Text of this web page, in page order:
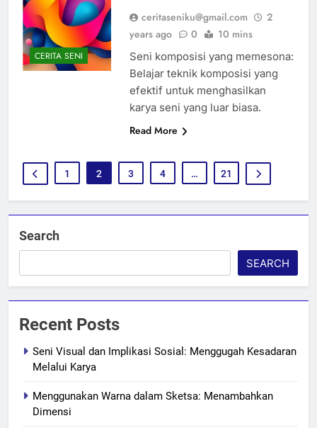
CERITA SENI
ceritaseniku@gmail.com
2
years ago
0 10 mins
Seni komposisi yang memesona:
Belajar teknik komposisi yang
efektif untuk menghasilkan
karya seni yang luar biasa.
Read More
1 2 3 4 … 21
Search
SEARCH
Recent Posts
Seni Visual dan Implikasi Sosial: Menggugah Kesadaran
Melalui Karya
Menggunakan Warna dalam Sketsa: Menambahkan
Dimensi